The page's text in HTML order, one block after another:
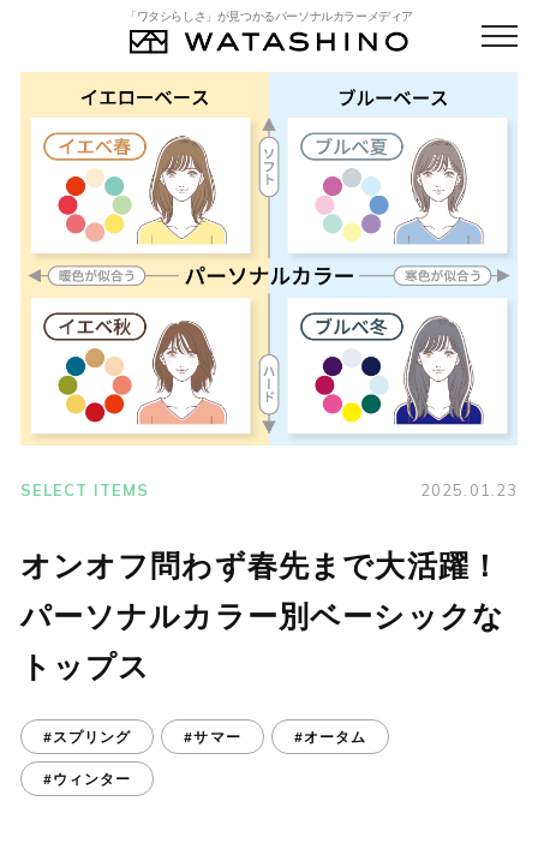
「ワタシらしさ」が見つかるパーソナルカラーメディア
SELECT ITEMS 2025.01.23
オンオフ問わず春先まで大活躍！
パーソナルカラー別ベーシックな
トップス
#スプリング #サマー #オータム
#ウィンター